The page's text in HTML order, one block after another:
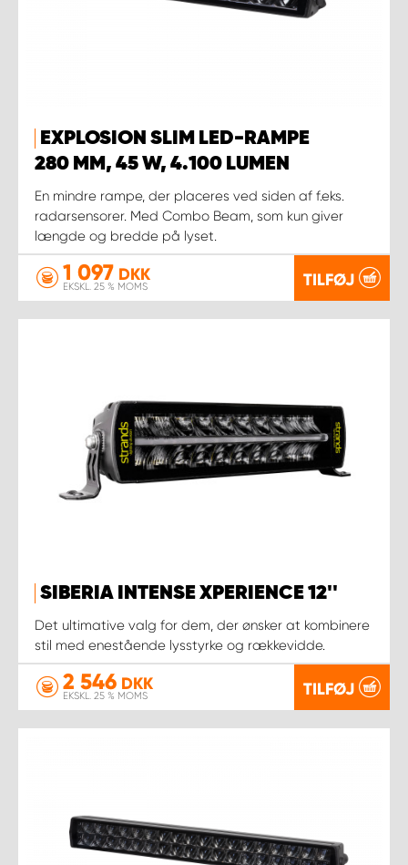
EXPLOSION SLIM LED-RAMPE
280 MM, 45 W, 4.100 LUMEN
En mindre rampe, der placeres ved siden af f.eks.
radarsensorer. Med Combo Beam, som kun giver
længde og bredde på lyset.
1 097 DKK
EKSKL. 25 % MOMS TILFØJ
SIBERIA INTENSE XPERIENCE 12''
Det ultimative valg for dem, der ønsker at kombinere
stil med enestående lysstyrke og rækkevidde.
2 546 DKK
EKSKL. 25 % MOMS TILFØJ